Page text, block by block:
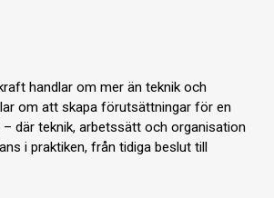
handlar om mer än teknik och
om att skapa förutsättningar för en
där teknik, arbetssätt och organisation
i praktiken, från tidiga beslut till